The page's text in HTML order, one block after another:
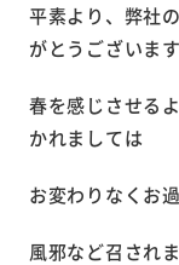
平素より、弊社
がとうございます
春を感じさせる
かれましては
お変わりなくお
風邪など召され